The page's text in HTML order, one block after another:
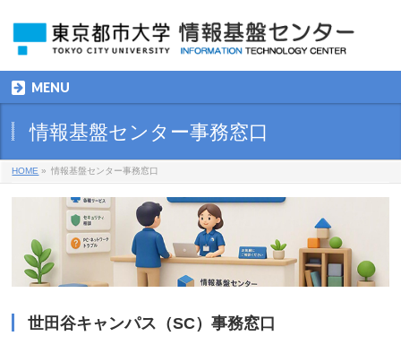
MENU
情報基盤センター事務窓口
HOME » 情報基盤センター事務窓口
世田谷キャンパス（SC）事務窓口